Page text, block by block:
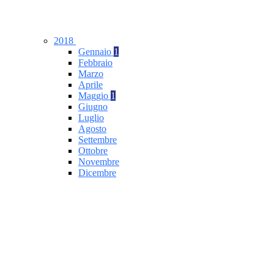
2018
Gennaio 1
Febbraio
Marzo
Aprile
Maggio 1
Giugno
Luglio
Agosto
Settembre
Ottobre
Novembre
Dicembre